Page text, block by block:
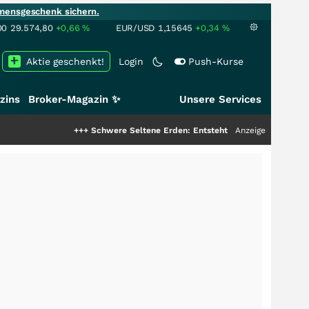
sichern.
29.574,80 +0,66% EUR/USD 1,15645 +0,34 %
Login Push-Kurse
Aktie geschenkt!
Broker-Magazin ✨ Unsere Services
Schwere Seltene Erden: Entsteht hier die nächste
Anzeige